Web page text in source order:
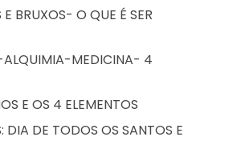
E BRUXOS- O QUE É SER
MEDICINA- 4
E OS 4 ELEMENTOS
DIA DE TODOS OS SANTOS E